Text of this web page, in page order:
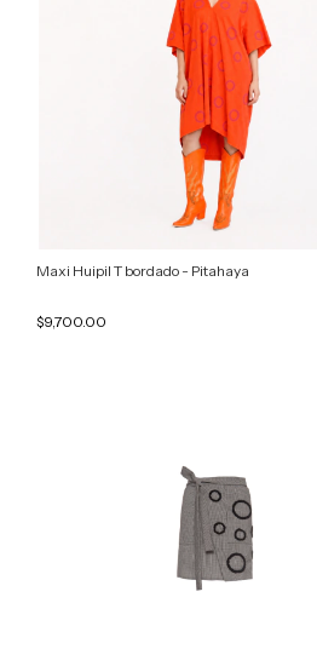
Maxi Huipil T bordado - Pitahaya
$9,700.00